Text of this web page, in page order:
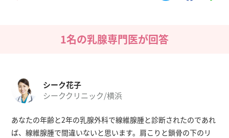
1名の乳腺専門医が回答
シーク花子
シーククリニック/横浜
あなたの年齢と2年の乳腺外科で線維腺腫と診断されたのであれ
ば、線維腺腫で間違いないと思います。肩こりと鎖骨の下のリ